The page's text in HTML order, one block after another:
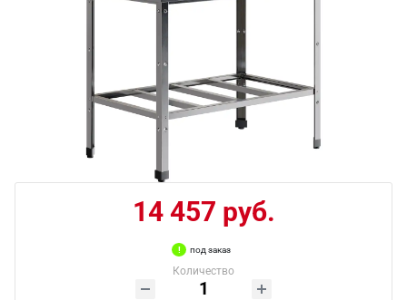
14 457 руб.
под заказ
Количество